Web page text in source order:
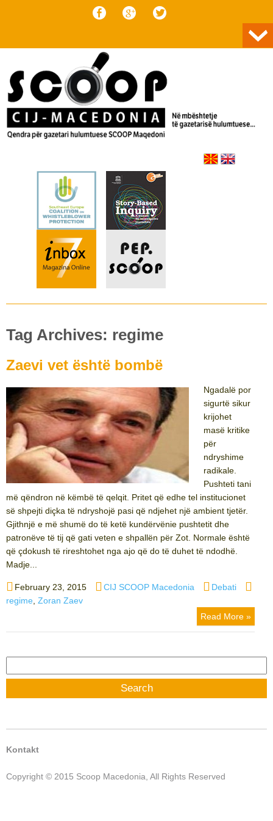
Tag Archives: regime
Zaevi vet është bombë
Ngadalë por
sigurtë sikur
krijohet
masë kritike
për
ndryshime
radikale.
Pushteti tani
më qëndron në këmbë të qelqit. Pritet që edhe tel institucionet
së shpejti diçka të ndryshojë pasi që ndjehet një ambient tjetër.
Gjithnjë e më shumë do të ketë kundërvënie pushtetit dhe
patronëve të tij që gati veten e shpallën për Zot. Normale është
që çdokush të rireshtohet nga ajo që do të duhet të ndodhë.
Madje...
Posted
on
February 23, 2015 Author
CIJ SCOOP Macedonia Categories
Debati
regime Zoran Zaev
Read More »
for:
Kontakt
Copyright © 2015 Scoop Macedonia, All Rights Reserved